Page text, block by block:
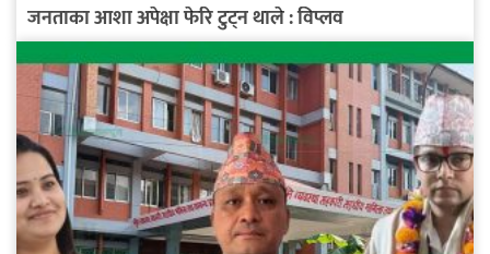
जनताका आशा अपेक्षा फेरि टुट्न थाले : विप्लव